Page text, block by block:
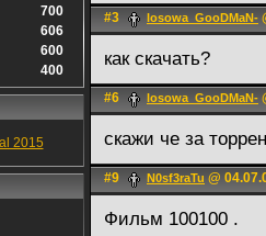
700
606
600
400
2015
#3 losowa_GooDMaN-
как скачать?
#6 losowa_GooDMaN-
скажи че за
#9 N0sf3raTu @
Фильм 100100 .